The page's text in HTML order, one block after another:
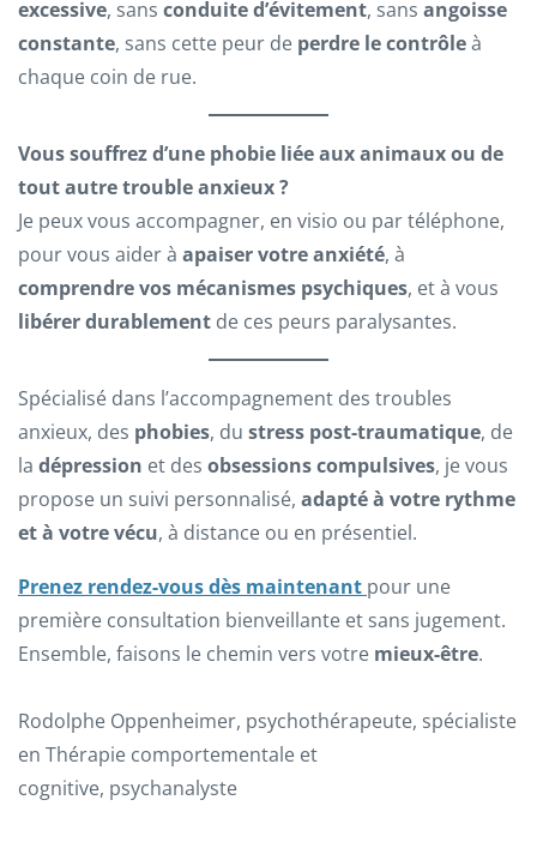
excessive, sans conduite d’évitement, sans angoisse
constante, sans cette peur de perdre le contrôleà
chaque coin de rue.
Vous souffrez d’une phobie liée aux animaux ou de
tout autre trouble anxieux ?
Je peux vous accompagner, en visio ou par téléphone,
pour vous aider à apaiser votre anxiété, à
comprendre vos mécanismes psychiques, et à vous
libérer durablement de ces peurs paralysantes.
Spécialisé dans l’accompagnement des troubles
anxieux, des phobies, du stress post-traumatique, de
la dépression et des obsessions compulsives, je vous
propose un suivi personnalisé, adapté à votre rythme
et à votre vécu, à distance ou en présentiel.
Prenez rendez-vous dès maintenant pour une
première consultation bienveillante et sans jugement.
Ensemble, faisons le chemin vers votre mieux-être.
Rodolphe Oppenheimer, psychothérapeute, spécialiste
en Thérapie comportementale et
cognitive, psychanalyste